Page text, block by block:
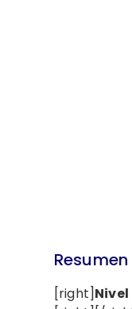
Resumen
[right]